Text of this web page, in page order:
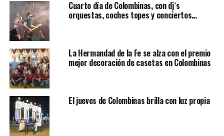
Cuarto día de Colombinas, con dj´s
orquestas, coches topes y conciertos…
La Hermandad de la Fe se alza con el premio
mejor decoración de casetas en Colombinas
El jueves de Colombinas brilla con luz propia